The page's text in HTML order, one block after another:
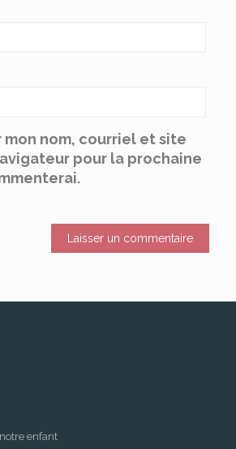
mon nom, courriel et site
pour la prochaine
enfant